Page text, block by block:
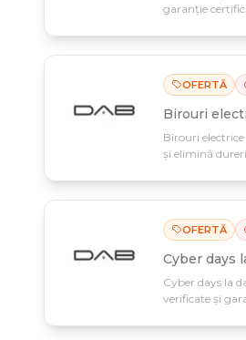
garanție
OFERTĂ
Birouri
Birouri
și elimină
OFERTĂ
Cyber days
Cyber days la
verificate și